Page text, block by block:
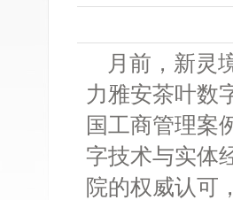
月前，新灵
力雅安茶叶数
国工商管理案
字技术与实体
院的权威认可